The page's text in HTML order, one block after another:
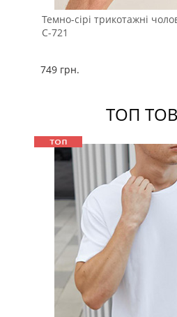
Темно-сірі трикотажні
С-721
749 грн.
ТОП